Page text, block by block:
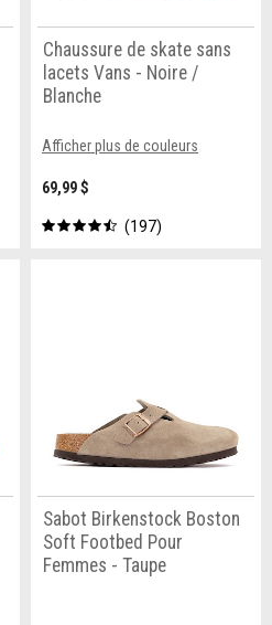
Chaussure de skate sans
lacets Vans - Noire /
Blanche
Afficher plus de couleurs
69,99 $
197
Sabot Birkenstock Boston
Soft Footbed Pour
Femmes - Taupe